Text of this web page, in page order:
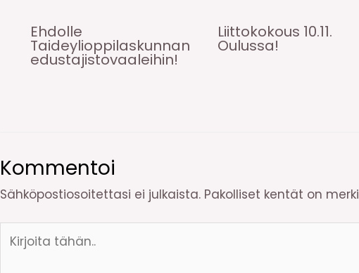
Ehdolle
Taideylioppilaskunnan
edustajistovaaleihin!
Liittokokous 10.11.
Oulussa!
Kommentoi
Sähköpostiosoitettasi ei julkaista. Pakolliset kentät on
tähän..